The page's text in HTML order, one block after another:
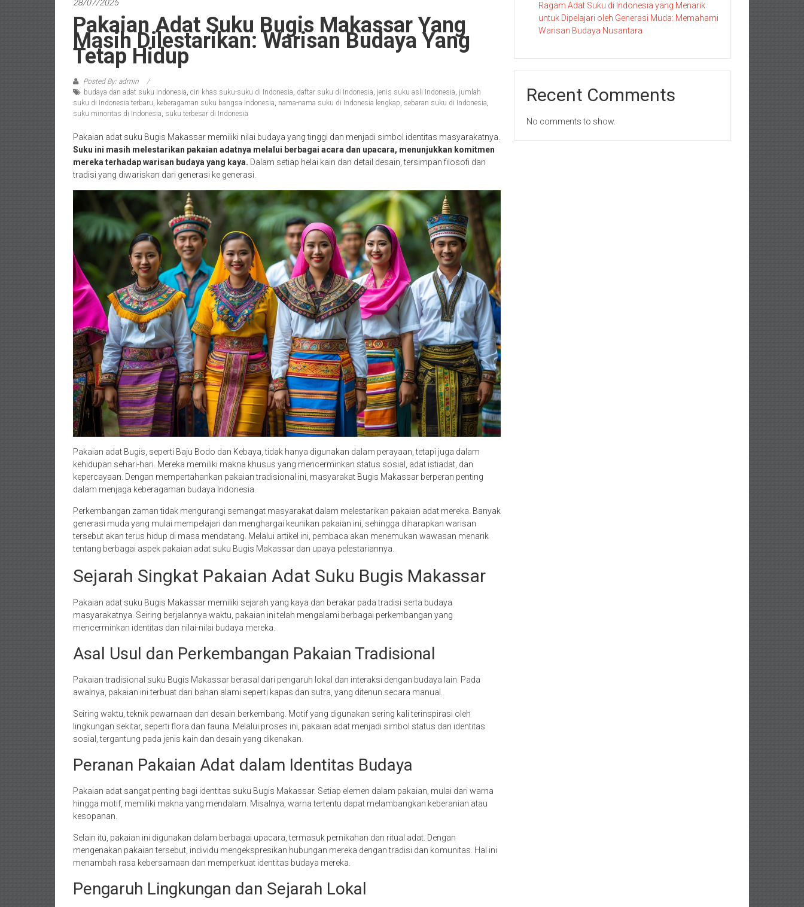
28/07/2025
Pakaian Adat Suku Bugis Makassar Yang
Masih Dilestarikan: Warisan Budaya Yang
Tetap Hidup
Posted By: admin
budaya dan adat suku Indonesia, ciri khas suku-suku di Indonesia, daftar suku di Indonesia, jenis suku asli Indonesia, jumlah
suku di Indonesia terbaru, keberagaman suku bangsa Indonesia, nama-nama suku di Indonesia lengkap, sebaran suku di Indonesia,
suku minoritas di Indonesia, suku terbesar di Indonesia
Pakaian adat suku Bugis Makassar memiliki nilai budaya yang tinggi dan menjadi simbol identitas masyarakatnya.
Suku ini masih melestarikan pakaian adatnya melalui berbagai acara dan upacara, menunjukkan komitmen
mereka terhadap warisan budaya yang kaya. Dalam setiap helai kain dan detail desain, tersimpan filosofi dan
tradisi yang diwariskan dari generasi ke generasi.
Pakaian adat Bugis, seperti Baju Bodo dan Kebaya, tidak hanya digunakan dalam perayaan, tetapi juga dalam
kehidupan sehari-hari. Mereka memiliki makna khusus yang mencerminkan status sosial, adat istiadat, dan
kepercayaan. Dengan mempertahankan pakaian tradisional ini, masyarakat Bugis Makassar berperan penting
dalam menjaga keberagaman budaya Indonesia.
Perkembangan zaman tidak mengurangi semangat masyarakat dalam melestarikan pakaian adat mereka. Banyak
generasi muda yang mulai mempelajari dan menghargai keunikan pakaian ini, sehingga diharapkan warisan
tersebut akan terus hidup di masa mendatang. Melalui artikel ini, pembaca akan menemukan wawasan menarik
tentang berbagai aspek pakaian adat suku Bugis Makassar dan upaya pelestariannya.
Sejarah Singkat Pakaian Adat Suku Bugis Makassar
Pakaian adat suku Bugis Makassar memiliki sejarah yang kaya dan berakar pada tradisi serta budaya
masyarakatnya. Seiring berjalannya waktu, pakaian ini telah mengalami berbagai perkembangan yang
mencerminkan identitas dan nilai-nilai budaya mereka.
Asal Usul dan Perkembangan Pakaian Tradisional
Pakaian tradisional suku Bugis Makassar berasal dari pengaruh lokal dan interaksi dengan budaya lain. Pada
awalnya, pakaian ini terbuat dari bahan alami seperti kapas dan sutra, yang ditenun secara manual.
Seiring waktu, teknik pewarnaan dan desain berkembang. Motif yang digunakan sering kali terinspirasi oleh
lingkungan sekitar, seperti flora dan fauna. Melalui proses ini, pakaian adat menjadi simbol status dan identitas
sosial, tergantung pada jenis kain dan desain yang dikenakan.
Peranan Pakaian Adat dalam Identitas Budaya
Pakaian adat sangat penting bagi identitas suku Bugis Makassar. Setiap elemen dalam pakaian, mulai dari warna
hingga motif, memiliki makna yang mendalam. Misalnya, warna tertentu dapat melambangkan keberanian atau
kesopanan.
Selain itu, pakaian ini digunakan dalam berbagai upacara, termasuk pernikahan dan ritual adat. Dengan
mengenakan pakaian tersebut, individu mengekspresikan hubungan mereka dengan tradisi dan komunitas. Hal ini
menambah rasa kebersamaan dan memperkuat identitas budaya mereka.
Pengaruh Lingkungan dan Sejarah Lokal
Ragam Adat Suku di Indonesia yang Menarik
untuk Dipelajari oleh Generasi Muda: Memahami
Warisan Budaya Nusantara
Recent Comments
No comments to show.